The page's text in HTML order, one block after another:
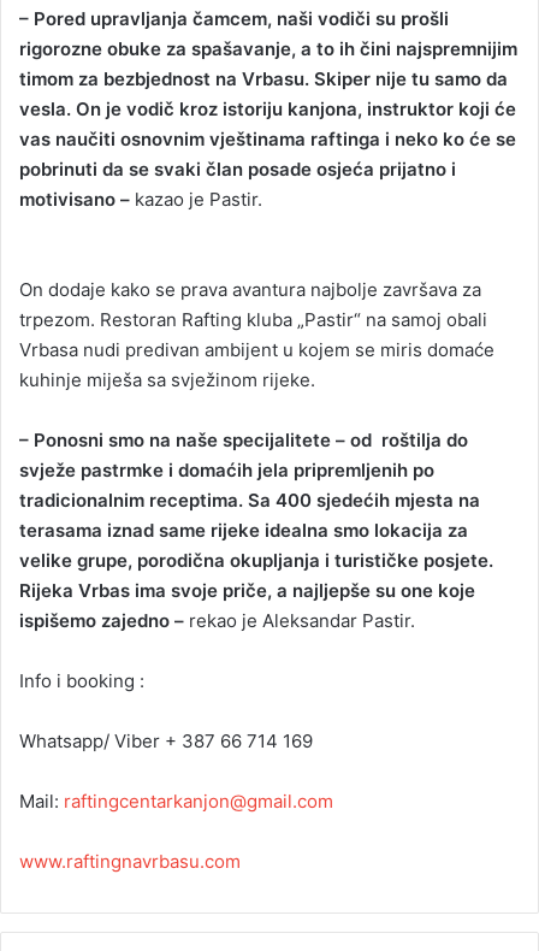
– Pored upravljanja čamcem, naši vodiči su prošli
rigorozne obuke za spašavanje, a to ih čini najspremnijim
timom za bezbjednost na Vrbasu. Skiper nije tu samo da
vesla. On je vodič kroz istoriju kanjona, instruktor koji će
vas naučiti osnovnim vještinama raftinga i neko ko će se
pobrinuti da se svaki član posade osjeća prijatno i
motivisano – kazao je Pastir.
On dodaje kako se prava avantura najbolje završava za
trpezom. Restoran Rafting kluba „Pastir“ na samoj obali
Vrbasa nudi predivan ambijent u kojem se miris domaće
kuhinje miješa sa svježinom rijeke.
– Ponosni smo na naše specijalitete – od roštilja do
svježe pastrmke i domaćih jela pripremljenih po
tradicionalnim receptima. Sa 400 sjedećih mjesta na
terasama iznad same rijeke idealna smo lokacija za
velike grupe, porodična okupljanja i turističke posjete.
Rijeka Vrbas ima svoje priče, a najljepše su one koje
ispišemo zajedno – rekao je Aleksandar Pastir.
Info i booking :
Whatsapp/ Viber + 387 66 714 169
Mail: raftingcentarkanjon@gmail.com
www.raftingnavrbasu.com